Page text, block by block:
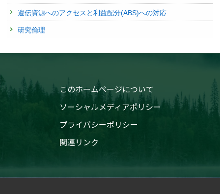
遺伝資源へのアクセスと利益配分(ABS)への対応
研究倫理
このホームページについて
ソーシャルメディアポリシー
プライバシーポリシー
関連リンク